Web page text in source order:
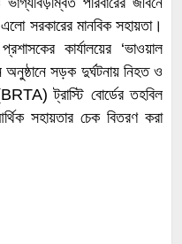
সরকারের মানবিক সহায়তা।
কার্যালয়ের ‘ভাওয়াল
সড়ক দুর্ঘটনায় নিহত ও
ট্রাস্টি বোর্ডের তহবিল
সহায়তার চেক বিতরণ করা